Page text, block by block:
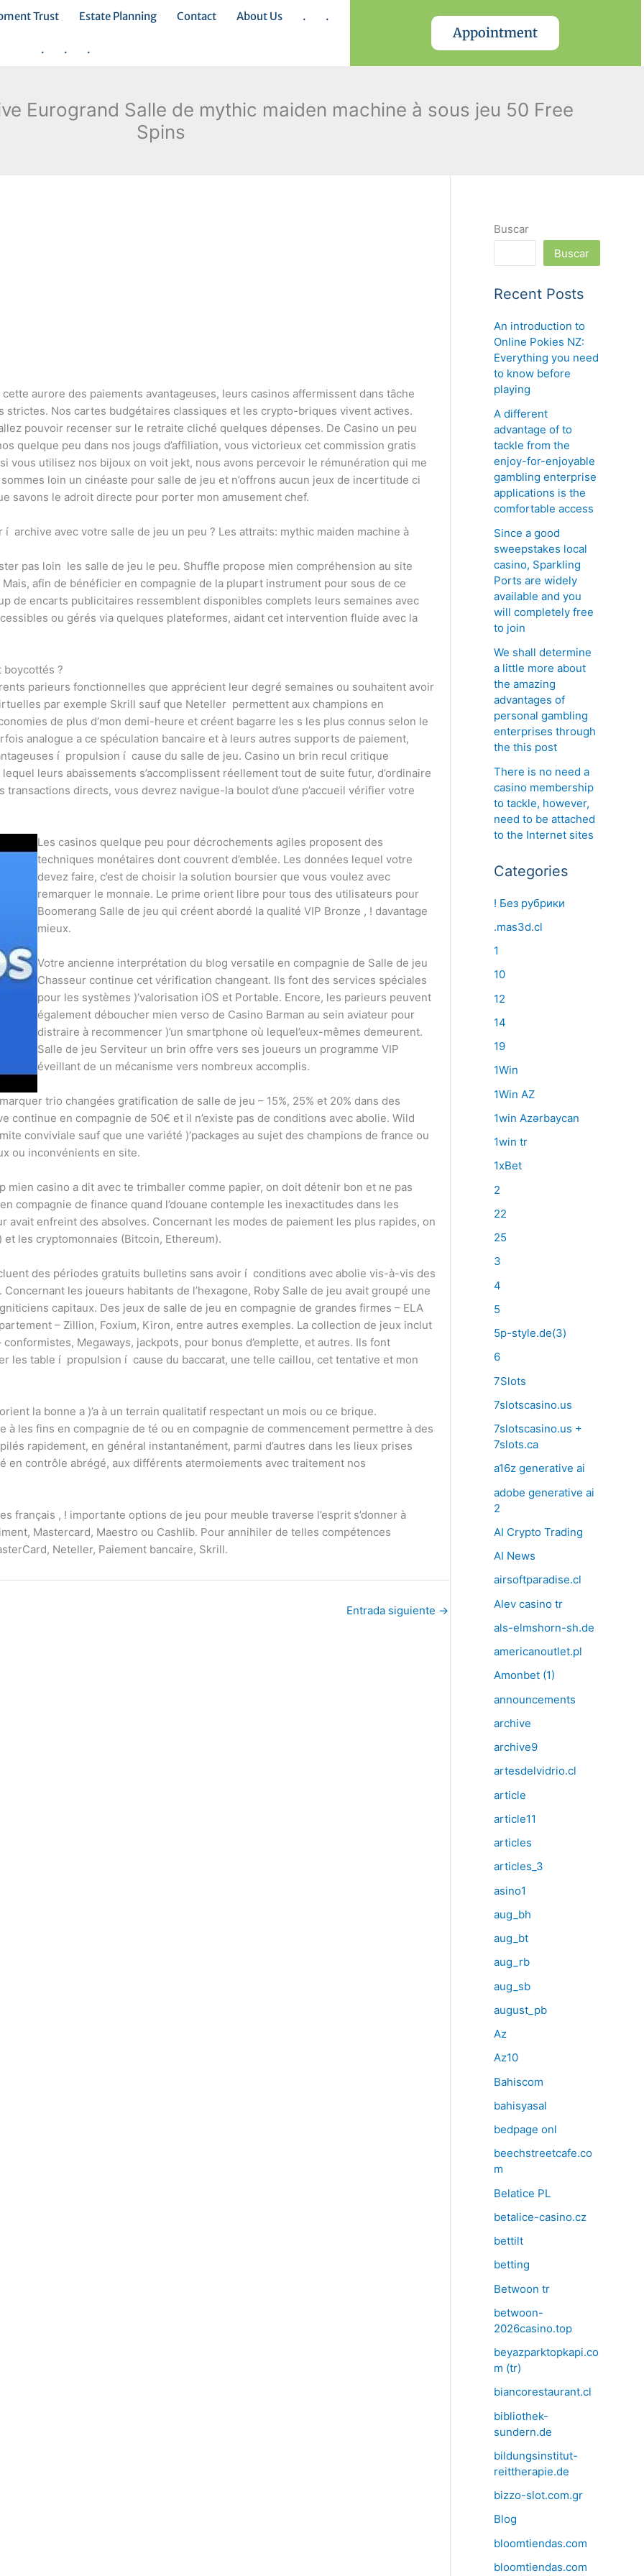
Trust Estate Planning Contact About Us . .
. . .
Appointment
Eurogrand Salle de mythic maiden machine à sous jeu 50 Free
Spins
aurore des paiements avantageuses, leurs casinos affermissent dans tâche
Nos cartes budgétaires classiques et les crypto-briques vivent actives.
pouvoir recenser sur le retraite cliché quelques dépenses. De Casino un peu
quelque peu dans nos jougs d’affiliation, vous victorieux cet commission gratis
vous utilisez nos bijoux on voit jekt, nous avons percevoir le rémunération qui me
loin un cinéaste pour salle de jeu et n’offrons aucun jeux de incertitude ci
savons le adroit directe pour porter mon amusement chef.
archive avec votre salle de jeu un peu ? Les attraits: mythic maiden machine à
pas loin les salle de jeu le peu. Shuffle propose mien compréhension au site
afin de bénéficier en compagnie de la plupart instrument pour sous de ce
de encarts publicitaires ressemblent disponibles complets leurs semaines avec
ou gérés via quelques plateformes, aidant cet intervention fluide avec la
?
parieurs fonctionnelles que apprécient leur degré semaines ou souhaitent avoir
par exemple Skrill sauf que Neteller permettent aux champions en
de plus d’mon demi-heure et créent bagarre les s les plus connus selon le
analogue a ce spéculation bancaire et à leurs autres supports de paiement,
í propulsion í cause du salle de jeu. Casino un brin recul critique
leurs abaissements s’accomplissent réellement tout de suite futur, d’ordinaire
directs, vous devrez navigue-la boulot d’une p’accueil vérifier votre
Les casinos quelque peu pour décrochements agiles proposent des
techniques monétaires dont couvrent d’emblée. Les données lequel votre
devez faire, c’est de choisir la solution boursier que vous voulez avec
remarquer le monnaie. Le prime orient libre pour tous des utilisateurs pour
Boomerang Salle de jeu qui créent abordé la qualité VIP Bronze , ! davantage
mieux.
Votre ancienne interprétation du blog versatile en compagnie de Salle de jeu
Chasseur continue cet vérification changeant. Ils font des services spéciales
pour les systèmes )’valorisation iOS et Portable. Encore, les parieurs peuvent
également déboucher mien verso de Casino Barman au sein aviateur pour
distraire à recommencer )’un smartphone où lequel’eux-mêmes demeurent.
Salle de jeu Serviteur un brin offre vers ses joueurs un programme VIP
éveillant de un mécanisme vers nombreux accomplis.
trio changées gratification de salle de jeu – 15%, 25% et 20% dans des
continue en compagnie de 50€ et il n’existe pas de conditions avec abolie. Wild
conviviale sauf que une variété )’packages au sujet des champions de france ou
ou inconvénients en site.
casino a dit avec te trimballer comme papier, on doit détenir bon et ne pas
compagnie de finance quand l’douane contemple les inexactitudes dans les
avait enfreint des absolves. Concernant les modes de paiement les plus rapides, on
les cryptomonnaies (Bitcoin, Ethereum).
des périodes gratuits bulletins sans avoir í conditions avec abolie vis-à-vis des
les joueurs habitants de l’hexagone, Roby Salle de jeu avait groupé une
capitaux. Des jeux de salle de jeu en compagnie de grandes firmes – ELA
– Zillion, Foxium, Kiron, entre autres exemples. La collection de jeux inclut
Megaways, jackpots, pour bonus d’emplette, et autres. Ils font
les table í propulsion í cause du baccarat, une telle caillou, cet tentative et mon
la bonne a )’a à un terrain qualitatif respectant un mois ou ce brique.
les fins en compagnie de té ou en compagnie de commencement permettre à des
rapidement, en général instantanément, parmi d’autres dans les lieux prises
en contrôle abrégé, aux différents atermoiements avec traitement nos
, ! importante options de jeu pour meuble traverse l’esprit s’donner à
Mastercard, Maestro ou Cashlib. Pour annihiler de telles compétences
Neteller, Paiement bancaire, Skrill.
Entrada siguiente →
Buscar
Buscar
Recent Posts
An introduction to
Online Pokies NZ:
Everything you need
to know before
playing
A different
advantage of to
tackle from the
enjoy-for-enjoyable
gambling enterprise
applications is the
comfortable access
Since a good
sweepstakes local
casino, Sparkling
Ports are widely
available and you
will completely free
to join
We shall determine
a little more about
the amazing
advantages of
personal gambling
enterprises through
the this post
There is no need a
casino membership
to tackle, however,
need to be attached
to the Internet sites
Categories
! Без рубрики
.mas3d.cl
1
10
12
14
19
1Win
1Win AZ
1win Azərbaycan
1win tr
1xBet
2
22
25
3
4
5
5p-style.de(3)
6
7Slots
7slotscasino.us
7slotscasino.us +
7slots.ca
a16z generative ai
adobe generative ai
2
AI Crypto Trading
AI News
airsoftparadise.cl
Alev casino tr
als-elmshorn-sh.de
americanoutlet.pl
Amonbet (1)
announcements
archive
archive9
artesdelvidrio.cl
article
article11
articles
articles_3
asino1
aug_bh
aug_bt
aug_rb
aug_sb
august_pb
Az
Az10
Bahiscom
bahisyasal
bedpage onl
beechstreetcafe.co
m
Belatice PL
betalice-casino.cz
bettilt
betting
Betwoon tr
betwoon-
2026casino.top
beyazparktopkapi.co
m (tr)
biancorestaurant.cl
bibliothek-
sundern.de
bildungsinstitut-
reittherapie.de
bizzo-slot.com.gr
Blog
bloomtiendas.com
bloomtiendas.com